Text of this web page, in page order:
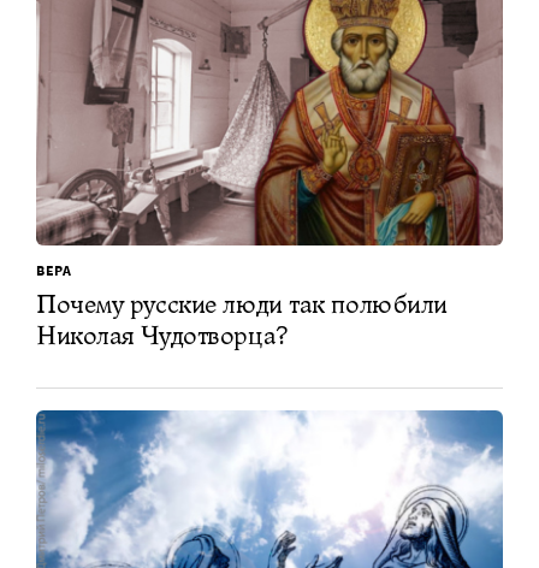
ВЕРА
Почему русские люди так полюбили
Николая Чудотворца?